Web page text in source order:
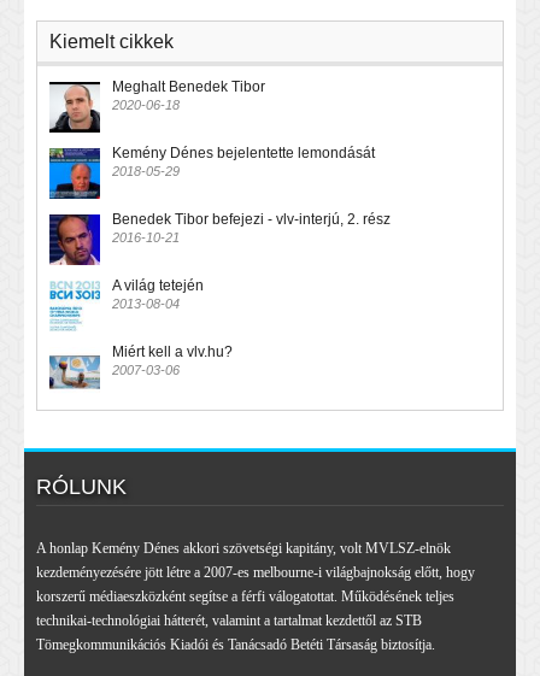
Kiemelt cikkek
Meghalt Benedek Tibor
2020-06-18
Kemény Dénes bejelentette lemondását
2018-05-29
Benedek Tibor befejezi - vlv-interjú, 2. rész
2016-10-21
A világ tetején
2013-08-04
Miért kell a vlv.hu?
2007-03-06
RÓLUNK
A honlap Kemény Dénes akkori szövetségi kapitány, volt MVLSZ-elnök
kezdeményezésére jött létre a 2007-es melbourne-i világbajnokság előtt, hogy
korszerű médiaeszközként segítse a férfi válogatottat. Működésének teljes
technikai-technológiai hátterét, valamint a tartalmat kezdettől az STB
Tömegkommunikációs Kiadói és Tanácsadó Betéti Társaság biztosítja.